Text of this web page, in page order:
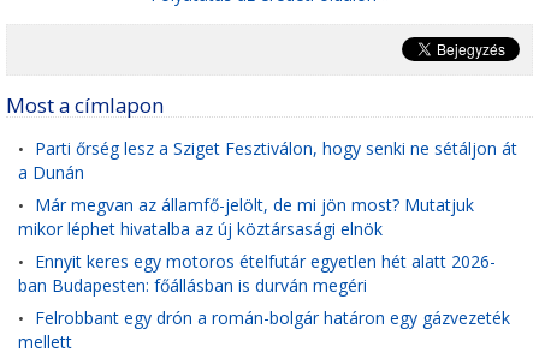
Most a címlapon
• Parti őrség lesz a Sziget Fesztiválon, hogy senki ne sétáljon át
a Dunán
• Már megvan az államfő-jelölt, de mi jön most? Mutatjuk
mikor léphet hivatalba az új köztársasági elnök
• Ennyit keres egy motoros ételfutár egyetlen hét alatt 2026-
ban Budapesten: főállásban is durván megéri
• Felrobbant egy drón a román-bolgár határon egy gázvezeték
mellett